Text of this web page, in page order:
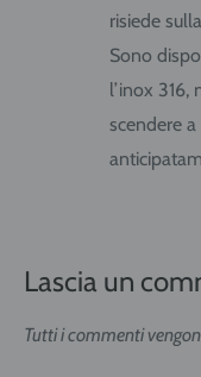
risiede
Sono
l’inox
scendere
Lascia un
Tutti i commenti